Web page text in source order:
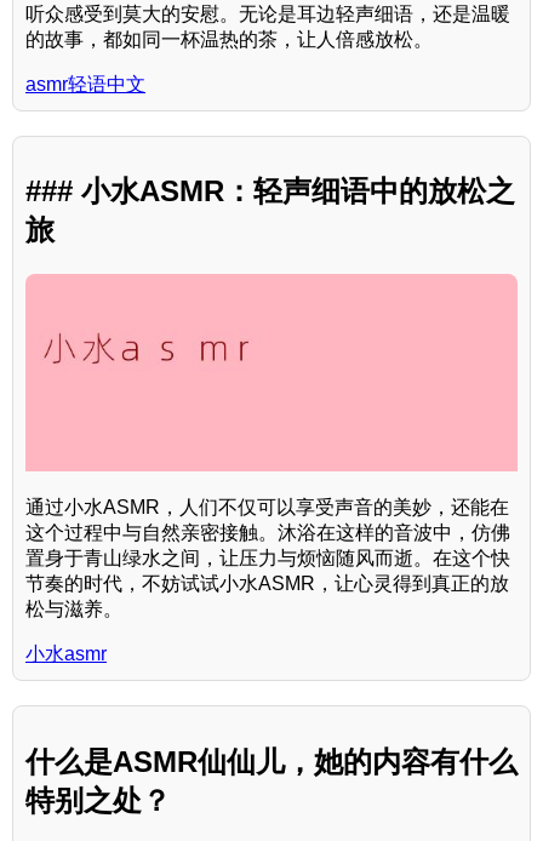
听众感受到莫大的安慰。无论是耳边轻声细语，还是温暖
的故事，都如同一杯温热的茶，让人倍感放松。
asmr轻语中文
### 小水ASMR：轻声细语中的放松之
旅
通过小水ASMR，人们不仅可以享受声音的美妙，还能在
这个过程中与自然亲密接触。沐浴在这样的音波中，仿佛
置身于青山绿水之间，让压力与烦恼随风而逝。在这个快
节奏的时代，不妨试试小水ASMR，让心灵得到真正的放
松与滋养。
小水asmr
什么是ASMR仙仙儿，她的内容有什么
特别之处？